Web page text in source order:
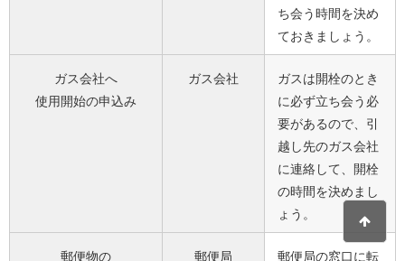
ち会う時間を決め
ておきましょう。
ガス会社へ
使用開始の申込み
ガス会社
ガスは開栓のとき
に必ず立ち会う必
要があるので、引
越し先のガス会社
に連絡して、開栓
の時間を決めまし
ょう。
郵便物の 郵便局 郵便局の窓口に転